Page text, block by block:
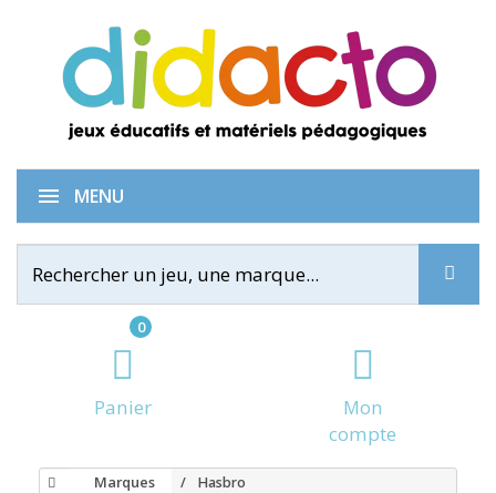
0
Panier
Mon
compte
MENU
Marques Hasbro